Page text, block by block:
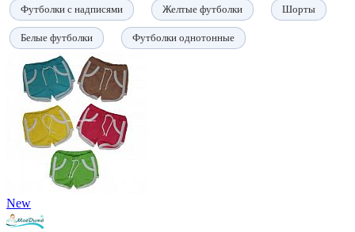
Футболки с надписями Желтые футболки Шорты
Белые футболки Футболки однотонные
New